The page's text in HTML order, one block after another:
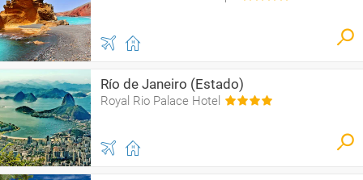
Río de Janeiro (Estado)
Royal Rio Palace Hotel